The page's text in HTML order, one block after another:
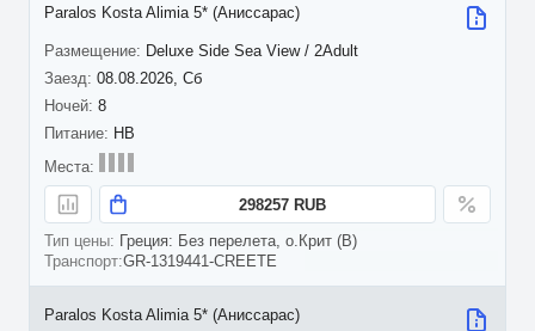
08.08.2026, Сб
8
Paralos Kosta Alimia 5* (Аниссарас)
Deluxe Side Sea View / 2Adult
HB
298257 RUB
Греция: Без перелета, о.Крит (B)
GR-1319441-CREETE
Paralos Kosta Alimia 5* (Аниссарас)